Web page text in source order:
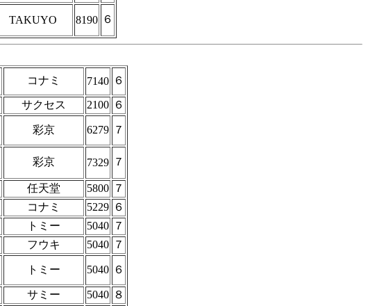
TAKUYO 8190 ６
コナミ 7140 ６
サクセス 2100 ６
彩京 6279 ７
彩京 7329 ７
任天堂 5800 ７
コナミ 5229 ６
トミー 5040 ７
フウキ 5040 ７
トミー 5040 ６
サミー 5040 ８